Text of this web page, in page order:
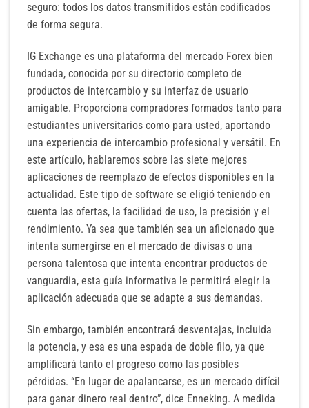
seguro: todos los datos transmitidos están codificados
de forma segura.
IG Exchange es una plataforma del mercado Forex bien
fundada, conocida por su directorio completo de
productos de intercambio y su interfaz de usuario
amigable. Proporciona compradores formados tanto para
estudiantes universitarios como para usted, aportando
una experiencia de intercambio profesional y versátil. En
este artículo, hablaremos sobre las siete mejores
aplicaciones de reemplazo de efectos disponibles en la
actualidad. Este tipo de software se eligió teniendo en
cuenta las ofertas, la facilidad de uso, la precisión y el
rendimiento. Ya sea que también sea un aficionado que
intenta sumergirse en el mercado de divisas o una
persona talentosa que intenta encontrar productos de
vanguardia, esta guía informativa le permitirá elegir la
aplicación adecuada que se adapte a sus demandas.
Sin embargo, también encontrará desventajas, incluida
la potencia, y esa es una espada de doble filo, ya que
amplificará tanto el progreso como las posibles
pérdidas. “En lugar de apalancarse, es un mercado difícil
para ganar dinero real dentro”, dice Enneking. A medida